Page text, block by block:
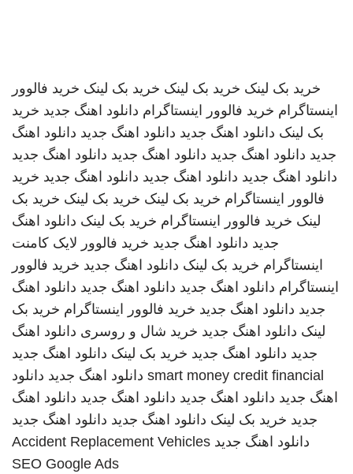
خرید بک لینک خرید بک لینک خرید بک لینک خرید فالوور
اینستاگرام خرید فالوور اینستاگرام دانلود اهنگ جدید خرید
بک لینک دانلود اهنگ جدید دانلود اهنگ جدید دانلود اهنگ
جدید دانلود اهنگ جدید دانلود اهنگ جدید دانلود اهنگ جدید
دانلود اهنگ جدید دانلود اهنگ جدید دانلود اهنگ جدید خرید
فالوور اینستاگرام خرید بک لینک خرید بک لینک خرید بک
لینک خرید فالوور اینستاگرام خرید بک لینک دانلود اهنگ
جدید دانلود اهنگ جدید خرید فالوور لایک کامنت
اینستاگرام خرید بک لینک دانلود اهنگ جدید خرید فالوور
اینستاگرام دانلود اهنگ جدید دانلود اهنگ جدید دانلود اهنگ
جدید دانلود اهنگ جدید خرید فالوور اینستاگرام خرید بک
لینک دانلود اهنگ جدید خرید شال و روسری دانلود اهنگ
جدید دانلود اهنگ جدید خرید بک لینک دانلود اهنگ جدید
smart money credit financial دانلود اهنگ جدید دانلود
اهنگ جدید دانلود اهنگ جدید دانلود اهنگ جدید دانلود اهنگ
جدید خرید بک لینک دانلود اهنگ جدید دانلود اهنگ جدید
دانلود اهنگ جدید Accident Replacement Vehicles
SEO Google Ads